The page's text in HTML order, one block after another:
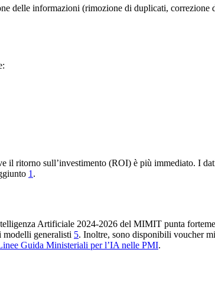
delle informazioni (rimozione di duplicati, correzione
il ritorno sull’investimento (ROI) è più immediato. I
1 .
Artificiale 2024-2026 del MIMIT punta
generalisti 5. Inoltre, sono disponibili voucher
Guida Ministeriali per l’IA nelle PMI.